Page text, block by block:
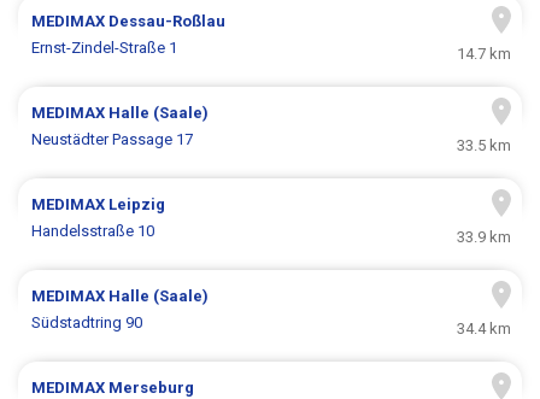
MEDIMAX Dessau-Roßlau
Ernst-Zindel-Straße 1
14.7 km
MEDIMAX Halle (Saale)
Neustädter Passage 17
33.5 km
MEDIMAX Leipzig
Handelsstraße 10
33.9 km
MEDIMAX Halle (Saale)
Südstadtring 90
34.4 km
MEDIMAX Merseburg